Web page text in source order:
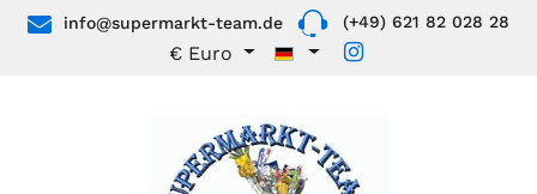
Zum Hauptinhalt springen
info@supermarkt-team.de (+49) 621 82 028 28
€ Euro